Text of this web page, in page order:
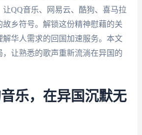
QQ音乐、网易云、酷狗、喜马拉
故乡符号。解锁这份精神慰藉的关
华人需求的回国加速服务。本文
让熟悉的歌声重新流淌在异国的
乐，在异国沉默无